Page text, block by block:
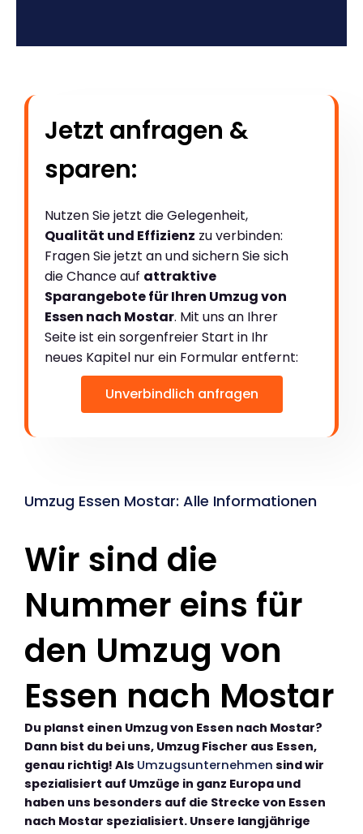
Jetzt anfragen &
sparen:
Nutzen Sie jetzt die Gelegenheit,
Qualität und Effizienz zu verbinden:
Fragen Sie jetzt an und sichern Sie sich
die Chance auf attraktive
Sparangebote für Ihren Umzug von
Essen nach Mostar. Mit uns an Ihrer
Seite ist ein sorgenfreier Start in Ihr
neues Kapitel nur ein Formular entfernt:
Unverbindlich anfragen
Umzug Essen Mostar: Alle Informationen
Wir sind die
Nummer eins für
den Umzug von
Essen nach Mostar
Du planst einen Umzug von Essen nach Mostar?
Dann bist du bei uns, Umzug Fischer aus Essen,
genau richtig! Als Umzugsunternehmen sind wir
spezialisiert auf Umzüge in ganz Europa und
haben uns besonders auf die Strecke von Essen
nach Mostar spezialisiert. Unsere langjährige